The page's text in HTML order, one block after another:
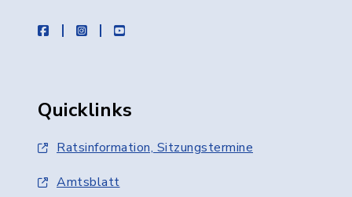
facebookinstagramyoutube
Quicklinks
Ratsinformation, Sitzungstermine
Amtsblatt